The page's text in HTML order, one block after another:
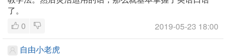
了。
0
2019-05-23 18:00
自由小老虎